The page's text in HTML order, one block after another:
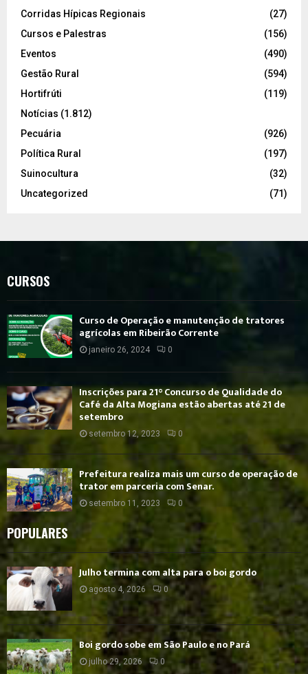
Corridas Hípicas Regionais
(27)
Cursos e Palestras
(156)
Eventos
(490)
Gestão Rural
(594)
Hortifrúti
(119)
Notícias (1.812)
Pecuária
(926)
Política Rural
(197)
Suinocultura
(32)
Uncategorized
(71)
CURSOS
Curso de Operação e manutenção de tratores
agrícolas em Ribeirão Corrente
janeiro 26, 2024 0
Inscrições para 21° Concurso de Qualidade do
Café da Alta Mogiana estão abertas até 21 de
setembro
setembro 12, 2023 0
Prefeitura realiza mais um curso de operação de
trator em parceria com Senar.
setembro 11, 2023 0
POPULARES
Julho termina com alta para o boi gordo
agosto 4, 2026 0
Boi gordo sobe em São Paulo e no Pará
julho 29, 2026 0